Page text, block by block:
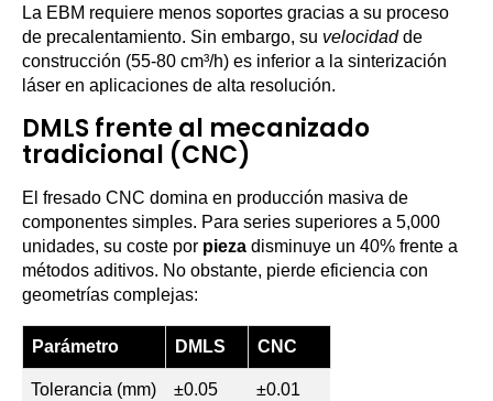
La EBM requiere menos soportes gracias a su proceso
de precalentamiento. Sin embargo, su velocidadde
construcción (55-80 cm³/h) es inferior a la sinterización
láser en aplicaciones de alta resolución.
DMLS frente al mecanizado
tradicional (CNC)
El fresado CNC domina en producción masiva de
componentes simples. Para series superiores a 5,000
unidades, su coste por pieza disminuye un 40% frente a
métodos aditivos. No obstante, pierde eficiencia con
geometrías complejas:
Parámetro DMLS CNC
Tolerancia (mm) ±0.05 ±0.01